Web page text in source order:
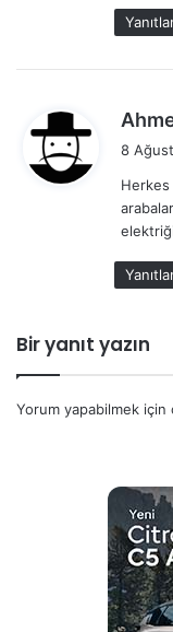
8
Herkes
Bir yanıt yazın
Yorum yapabilmek için